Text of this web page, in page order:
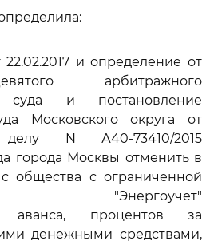
и определение от
арбитражного
суда и постановление
Московского округа от
N А40-73410/2015
города Москвы отменить в
общества с ограниченной
"Энергоучет"
аванса, процентов за
денежными средствами,